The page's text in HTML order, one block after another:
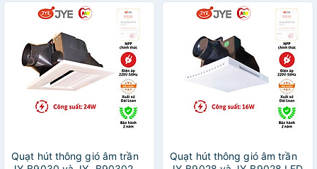
Quạt hút thông gió âm trần
Quạt hút thông gió âm trần